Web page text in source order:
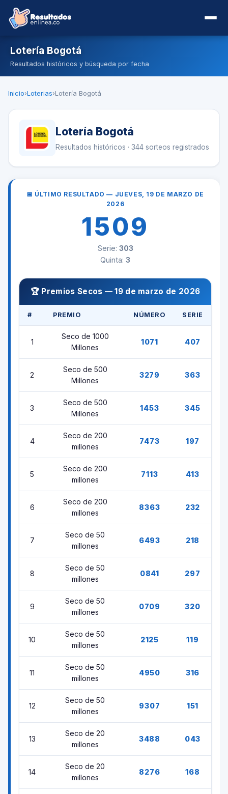
Lotería Bogotá
Resultados históricos y búsqueda por fecha
Inicio›Loterias›Lotería Bogotá
Lotería Bogotá
Resultados históricos · 344 sorteos registrados
📅 ÚLTIMO RESULTADO — JUEVES, 19 DE MARZO DE
2026
1509
Serie: 303
Quinta: 3
🏆 Premios Secos — 19 de marzo de 2026
# PREMIO NÚMERO SERIE
1
Seco de 1000
Millones
1071 407
2
Seco de 500
Millones
3279 363
3
Seco de 500
Millones
1453 345
4
Seco de 200
millones
7473 197
5
Seco de 200
millones
7113 413
6
Seco de 200
millones
8363 232
7
Seco de 50
millones
6493 218
8
Seco de 50
millones
0841 297
9
Seco de 50
millones
0709 320
10
Seco de 50
millones
2125 119
11
Seco de 50
millones
4950 316
12
Seco de 50
millones
9307 151
13
Seco de 20
millones
3488 043
14
Seco de 20
millones
8276 168